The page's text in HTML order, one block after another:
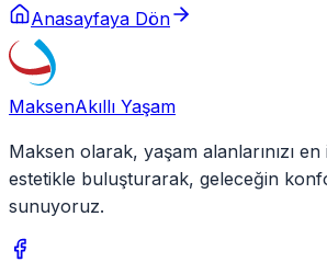
Anasayfaya Dön
MaksenAkıllı Yaşam
Maksen olarak, yaşam alanlarınızı
estetikle buluşturarak, geleceğin
sunuyoruz.